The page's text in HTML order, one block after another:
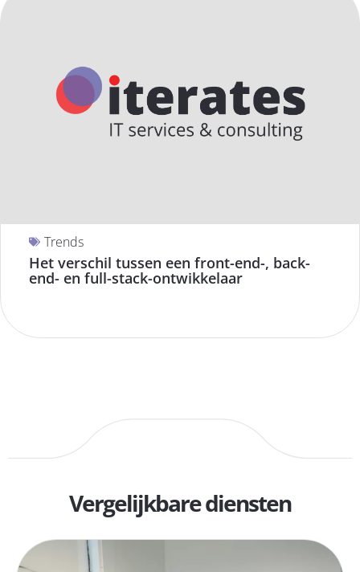
Trends
Het verschil tussen een front-end-, back-
end- en full-stack-ontwikkelaar
Vergelijkbare diensten